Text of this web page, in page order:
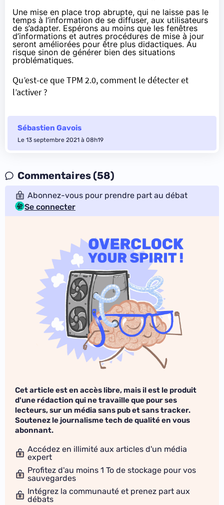
Une mise en place trop abrupte, qui ne laisse pas le
temps à l’information de se diffuser, aux utilisateurs
de s’adapter. Espérons au moins que les fenêtres
d’informations et autres procédures de mise à jour
seront améliorées pour être plus didactiques. Au
risque sinon de générer bien des situations
problématiques.
Qu’est-ce que TPM 2.0, comment le détecter et
l’activer ?
Sébastien Gavois
Le 13 septembre 2021 à 08h19
Commentaires (58)
Abonnez-vous pour prendre part au débat
Se connecter
Cet article est en accès libre, mais il est le produit
d'une rédaction qui ne travaille que pour ses
lecteurs, sur un média sans pub et sans tracker.
Soutenez le journalisme tech de qualité en vous
abonnant.
Accédez en illimité aux articles d'un média
expert
Profitez d'au moins 1 To de stockage pour vos
sauvegardes
Intégrez la communauté et prenez part aux
débats